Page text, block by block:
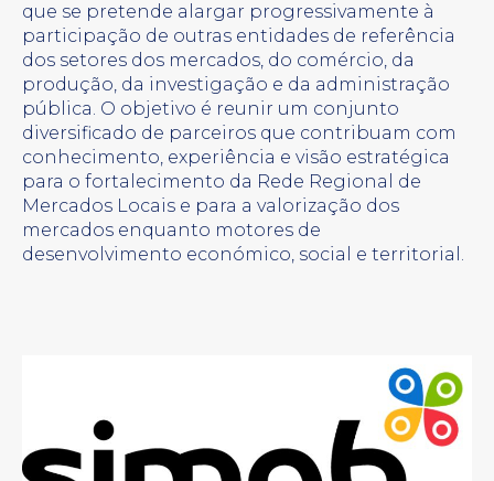
que se pretende alargar progressivamente à
participação de outras entidades de referência
dos setores dos mercados, do comércio, da
produção, da investigação e da administração
pública. O objetivo é reunir um conjunto
diversificado de parceiros que contribuam com
conhecimento, experiência e visão estratégica
para o fortalecimento da Rede Regional de
Mercados Locais e para a valorização dos
mercados enquanto motores de
desenvolvimento económico, social e territorial.